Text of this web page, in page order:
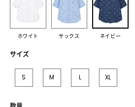
ホワイト サックス ネイビー
サイズ
S M L XL